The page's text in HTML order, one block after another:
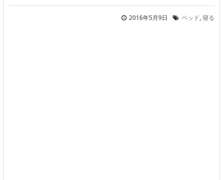
2016年5月9日 ベッド,寝る